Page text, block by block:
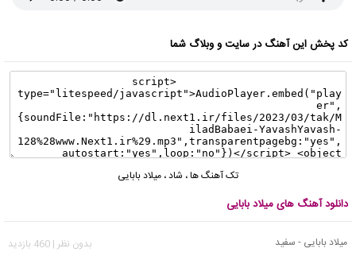
کد پخش این آهنگ در سایت و وبلاگ شما
تک آهنگ ها، شاد، میلاد بابایی
دانلود آهنگ های میلاد بابایی
میلاد بابایی - سفید
بدون نظر | 460 بازدید